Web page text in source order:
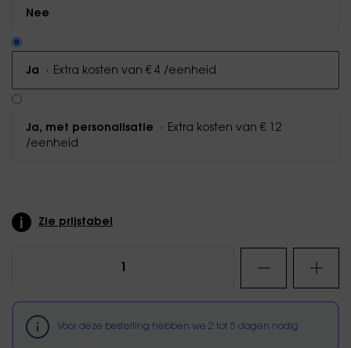
Nee
Ja · Extra kosten van € 4 /eenheid
Ja, met personalisatie · Extra kosten van € 12
/eenheid
Zie prijstabel
Voor deze bestelling hebben we 2 tot 5 dagen nodig